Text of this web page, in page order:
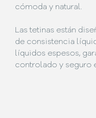
cómoda y natural.
Las tetinas están
de consistencia
líquidos espesos,
controlado y seguro